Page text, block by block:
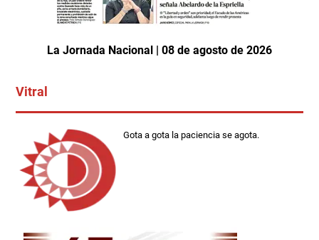
La Jornada Nacional | 08 de agosto de 2026
Vitral
Gota a gota la paciencia se agota.